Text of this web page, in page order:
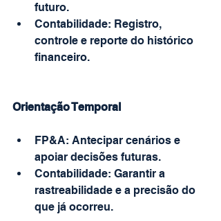
futuro.
Contabilidade: Registro,
controle e reporte do histórico
financeiro.
Orientação Temporal
FP&A: Antecipar cenários e
apoiar decisões futuras.
Contabilidade: Garantir a
rastreabilidade e a precisão do
que já ocorreu.